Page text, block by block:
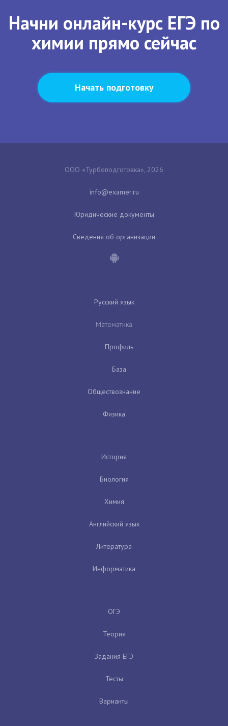
Начни онлайн-курс ЕГЭ по
химии прямо сейчас
Начать подготовку
ООО «Турбоподготовка», 2026
Юридические документы
Сведения об организации
Русский язык
Математика
Профиль
База
Обществознание
Физика
История
Биология
Химия
Английский язык
Литература
Информатика
ОГЭ
Теория
Задания ЕГЭ
Тесты
Варианты